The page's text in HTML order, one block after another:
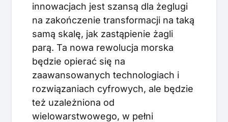
innowacjach jest szansą dla żeglugi
na zakończenie transformacji na taką
samą skalę, jak zastąpienie żagli
parą. Ta nowa rewolucja morska
będzie opierać się na
zaawansowanych technologiach i
rozwiązaniach cyfrowych, ale będzie
też uzależniona od
wielowarstwowego, w pełni